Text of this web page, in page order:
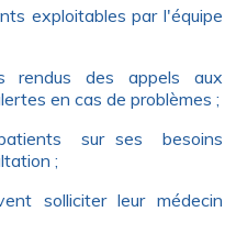
exploitables par l'équipe
des appels aux
en cas de problèmes ;
sur ses besoins
;
solliciter leur médecin